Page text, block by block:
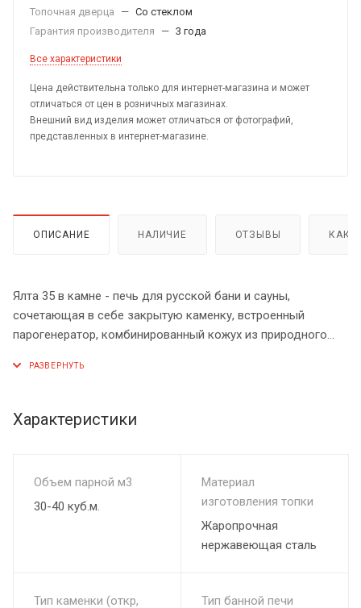
Топочная дверца
— Со стеклом
Гарантия производителя
— 3 года
Все характеристики
Цена действительна только для интернет-магазина и может
отличаться от цен в розничных магазинах.
Внешний вид изделия может отличаться от фотографий,
представленных в интернет-магазине.
ОПИСАНИЕ НАЛИЧИЕ ОТЗЫВЫ КАК
Ялта 35 в камне - печь для русской бани и сауны,
сочетающая в себе закрытую каменку, встроенный
парогенератор, комбинированный кожух из природного
уюта в парной, украшая собой банный комплекс.
Характеристики
Объем парной м3
30-40 куб.м.
Материал
изготовления топки
Жаропрочная
нержавеющая сталь
Тип каменки (откр, Тип банной печи